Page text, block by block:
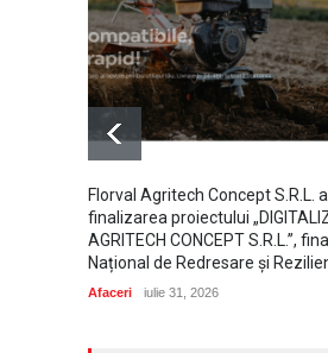
Florval Agritech Concept S.R.L.
finalizarea proiectului
AGRITECH CONCEPT S.R.L.”,
Național de Redresare și
Afaceri iulie 31, 2026